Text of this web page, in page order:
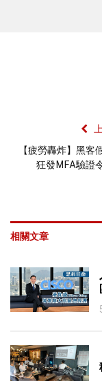
【疲勞轟炸】黑客
狂發MFA驗證
相關文章